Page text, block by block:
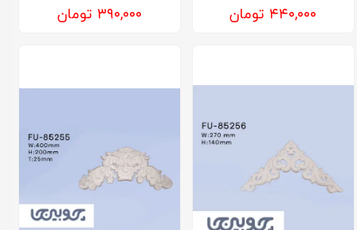
۴۴۰,۰۰۰ تومان ۳۹۰,۰۰۰ تومان